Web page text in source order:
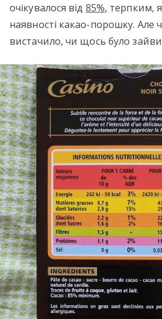
очікувалося від 85%, терпким,
наявності какао-порошку. Але
вистачило, чи щось було